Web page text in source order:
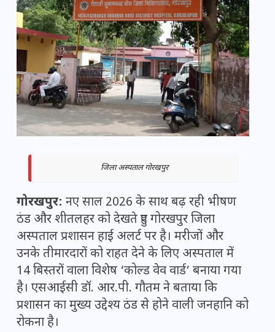
जिला अस्पताल गोरखपुर
गोरखपुर: नए साल 2026 के साथ बढ़ रही भीषण
ठंड और शीतलहर को देखते हुए गोरखपुर जिला
अस्पताल प्रशासन हाई अलर्ट पर है। मरीजों और
उनके तीमारदारों को राहत देने के लिए अस्पताल में
14 बिस्तरों वाला विशेष ‘कोल्ड वेव वार्ड’ बनाया गया
है। एसआईसी डॉ. आर.पी. गौतम ने बताया कि
प्रशासन का मुख्य उद्देश्य ठंड से होने वाली जनहानि को
रोकना है।